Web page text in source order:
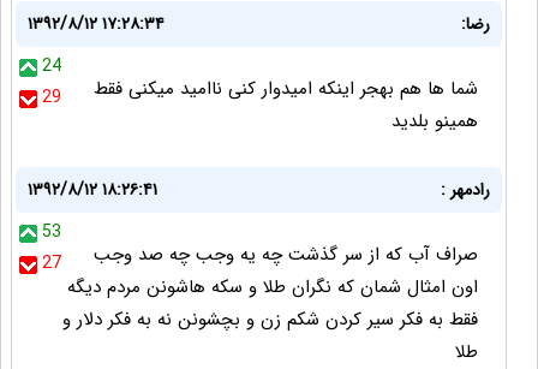
رضا:
۱۳۹۲/۸/۱۲ ۱۷:۲۸:۳۴
24
29
شما ها هم بهجر اینکه امیدوار کنی ناامید میکنی فقط
همینو بلدید
رادمهر :
۱۳۹۲/۸/۱۲ ۱۸:۲۶:۴۱
53
27
صراف آب که از سر گذشت چه یه وجب چه صد وجب
اون امثال شمان که نگران طلا و سکه هاشونن مردم دیگه
فقط به فکر سیر کردن شکم زن و بچشونن نه به فکر دلار و
طلا